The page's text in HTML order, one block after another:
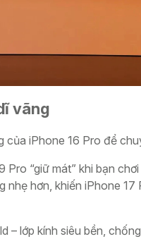
vãng
của iPhone 16 Pro để
“giữ mát” khi bạn
hơn, khiến iPhone 17
– lớp kính siêu bền,